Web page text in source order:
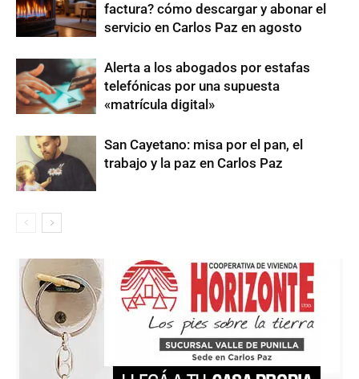
factura? cómo descargar y abonar el
servicio en Carlos Paz en agosto
Alerta a los abogados por estafas
telefónicas por una supuesta
«matrícula digital»
San Cayetano: misa por el pan, el
trabajo y la paz en Carlos Paz